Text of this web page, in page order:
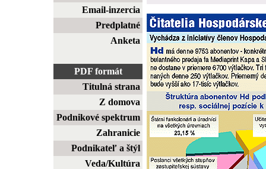
Email-inzercia
Predplatné
Anketa
PDF formát
Titulná strana
Z domova
Podnikové spektrum
Zahranicie
Podnikateľ a štýl
Veda/Kultúra